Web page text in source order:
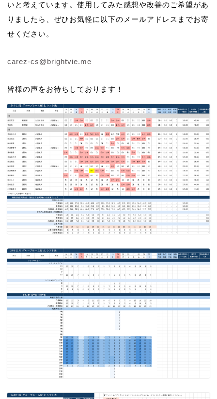
いと考えています。使用してみた感想や改善のご希望があ
りましたら、ぜひお気軽に以下のメールアドレスまでお寄
せください。
carez-cs@brightvie.me
皆様の声をお待ちしております！